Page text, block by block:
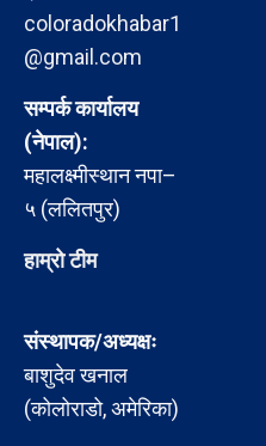
coloradokhabar1
@gmail.com
सम्पर्क कार्यालय
(नेपाल):
महालक्ष्मीस्थान नपा–
५ (ललितपुर)
हाम्रो टीम
संस्थापक/अध्यक्षः
बाशुदेव खनाल
(कोलोराडो, अमेरिका)